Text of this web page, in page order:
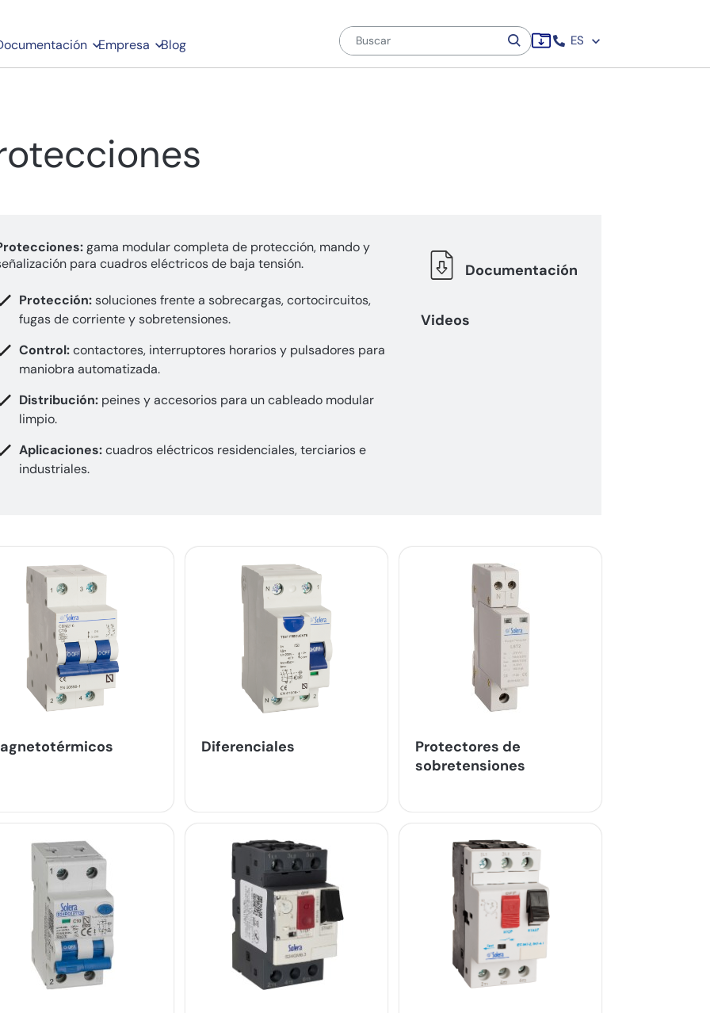
Empresa Blog ES
gama modular completa de protección, mando y
para cuadros eléctricos de baja tensión.
Protección:soluciones frente a sobrecargas, cortocircuitos,
fugas de corriente y sobretensiones.
Control:contactores, interruptores horarios y pulsadores para
maniobra automatizada.
Distribución: peines y accesorios para un cableado modular
limpio.
Aplicaciones:cuadros eléctricos residenciales, terciarios e
industriales.
Documentación
Videos
Diferenciales
Protectores de
sobretensiones